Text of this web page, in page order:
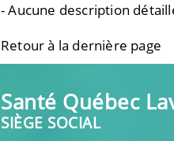
- Aucune description
Retour à la dernière page
Santé Québec
SIÈGE SOCIAL